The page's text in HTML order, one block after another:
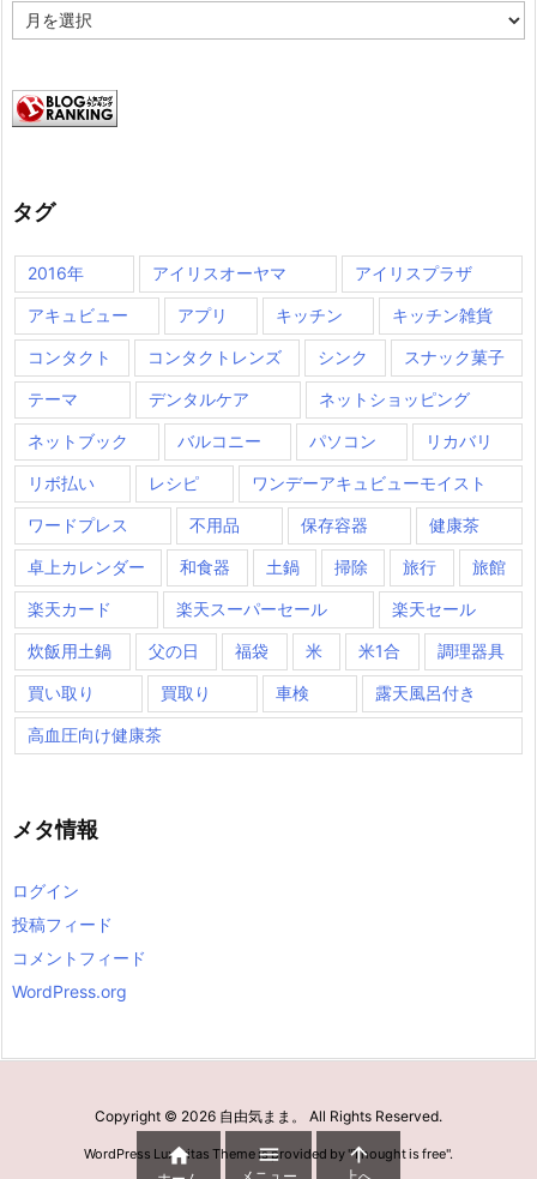
ー
ブ
タグ
2016年 アイリスオーヤマ アイリスプラザ
アキュビュー アプリ キッチン キッチン雑貨
コンタクト コンタクトレンズ シンク スナック菓子
テーマ デンタルケア ネットショッピング
ネットブック バルコニー パソコン リカバリ
リボ払い レシピ ワンデーアキュビューモイスト
ワードプレス 不用品 保存容器 健康茶
卓上カレンダー 和食器 土鍋 掃除 旅行 旅館
楽天カード 楽天スーパーセール 楽天セール
炊飯用土鍋 父の日 福袋 米 米1合 調理器具
買い取り 買取り 車検 露天風呂付き
高血圧向け健康茶
メタ情報
ログイン
投稿フィード
コメントフィード
WordPress.org
Copyright © 2026 自由気まま。 All Rights Reserved.
WordPress Luxeritas Theme is provided by "Thought is free".
 
メニュー

上へ